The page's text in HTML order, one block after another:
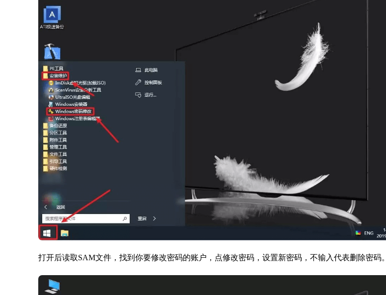
打开后读取SAM文件，找到你要修改密码的账户，点修改密码，设置新密码，不输入代表删除密码。